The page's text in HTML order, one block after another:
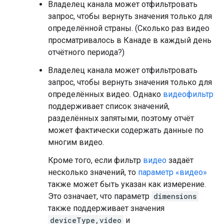
Владелец канала может отфильтровать
запрос, чтобы вернуть значения только для
определённой страны. (Сколько раз видео
просматривалось в Канаде в каждый день
отчётного периода?)
Владелец канала может отфильтровать
запрос, чтобы вернуть значения только для
определённых видео. Однако видеофильтр
поддерживает список значений,
разделённых запятыми, поэтому отчёт
может фактически содержать данные по
многим видео.
Кроме того, если фильтр видео задаёт
несколько значений, то параметр «видео»
также может быть указан как измерение.
Это означает, что параметр dimensions
также поддерживает значения
deviceType,video и